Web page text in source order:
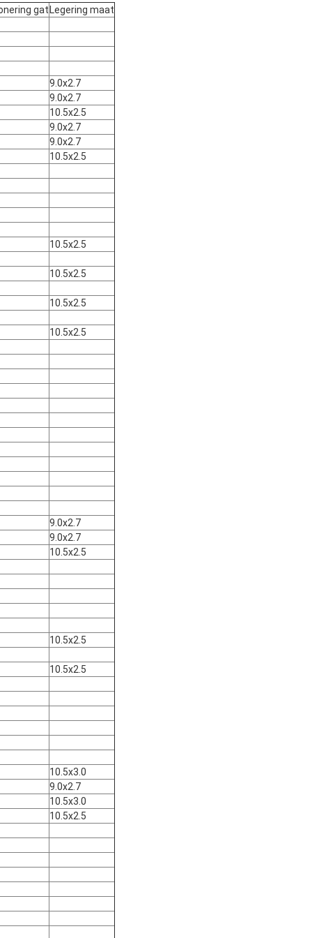
gat Legering maat
9.0x2.7
9.0x2.7
10.5x2.5
9.0x2.7
9.0x2.7
10.5x2.5
10.5x2.5
10.5x2.5
10.5x2.5
10.5x2.5
9.0x2.7
9.0x2.7
10.5x2.5
10.5x2.5
10.5x2.5
10.5x3.0
9.0x2.7
10.5x3.0
10.5x2.5